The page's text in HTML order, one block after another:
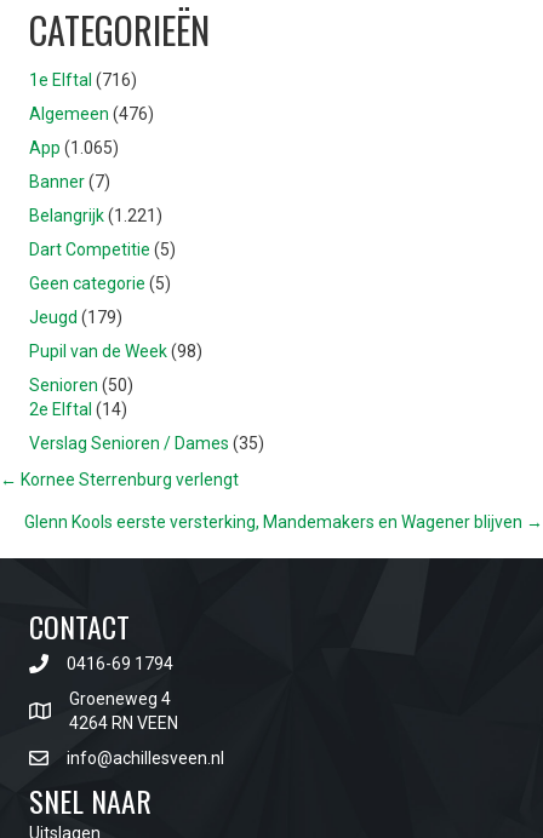
CATEGORIEËN
1e Elftal (716)
Algemeen (476)
App (1.065)
Banner(7)
Belangrijk(1.221)
Dart Competitie (5)
Geen categorie (5)
Jeugd (179)
Pupil van de Week(98)
Senioren (50)
2e Elftal (14)
Verslag Senioren / Dames (35)
POSTS
NAVIGATION
← Kornee Sterrenburg verlengt
Glenn Kools eerste versterking, Mandemakers en Wagener blijven →
CONTACT
0416-69 1794
Groeneweg 4
4264 RN VEEN
info@achillesveen.nl
SNEL NAAR
Uitslagen